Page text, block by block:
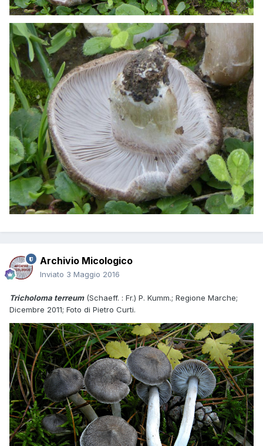
Archivio Micologico
Inviato 3 Maggio 2016
Tricholoma terreum(Schaeff. : Fr.) P. Kumm.; Regione Marche;
Dicembre 2011; Foto di Pietro Curti.